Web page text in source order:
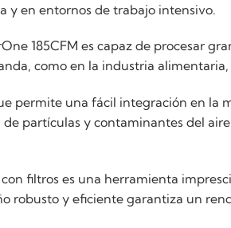
y en entornos de trabajo intensivo.
185CFM es capaz de procesar
como en la industria
permite una fácil integración en la
partículas y contaminantes del
filtros es una herramienta
robusto y eficiente garantiza un